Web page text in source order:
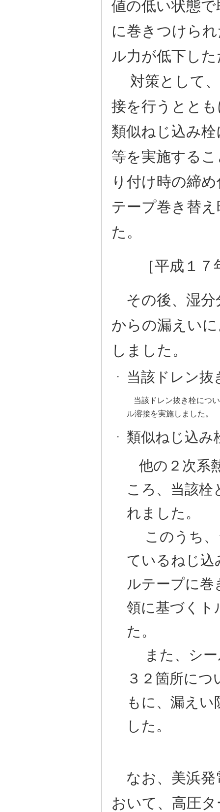
値の低い状態
に巻きつけら
ル力が低下し
対策として、
接を行うとと
類似ねじ込み
等を実施する
り付け時の締
テープ巻き替
た。
［平成１
その後、湿分
からの漏えい
しました。
・ 当該ドレン抜
当該ドレン抜き栓につ
ル溶接を実施しました。
・
類似ねじ込み
他の２次系
ころ、当該栓
れました。
このうち、
ているねじ込
ルテープに巻
領に基づくト
た。
また、シー
３２箇所に
もに、漏え
した。
なお、美浜発
おいて、高圧